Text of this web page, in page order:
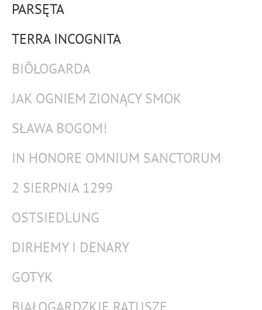
PARSĘTA
TERRA INCOGNITA
BIÔŁOGARDA
JAK OGNIEM ZIONĄCY SMOK
SŁAWA BOGOM!
IN HONORE OMNIUM SANCTORUM
2 SIERPNIA 1299
OSTSIEDLUNG
DIRHEMY I DENARY
GOTYK